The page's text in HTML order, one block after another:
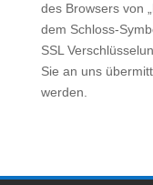
des Browsers von
dem Schloss-
SSL
Sie an uns
werden.